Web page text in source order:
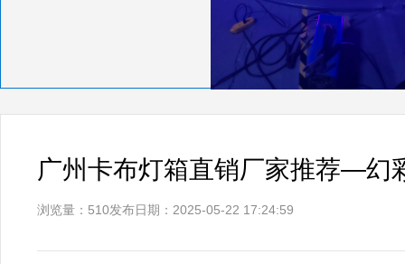
广州卡布灯箱直销厂家推荐—幻
浏览量：510发布日期：2025-05-22 17:24:59